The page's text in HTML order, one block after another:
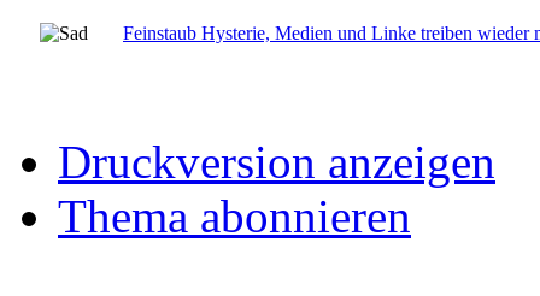
Feinstaub Hysterie, Medien und Linke treiben wieder
Druckversion anzeigen
Thema abonnieren